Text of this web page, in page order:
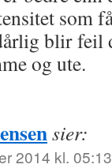
som
blir feil
og ute.
sier:
2014 kl. 05:13